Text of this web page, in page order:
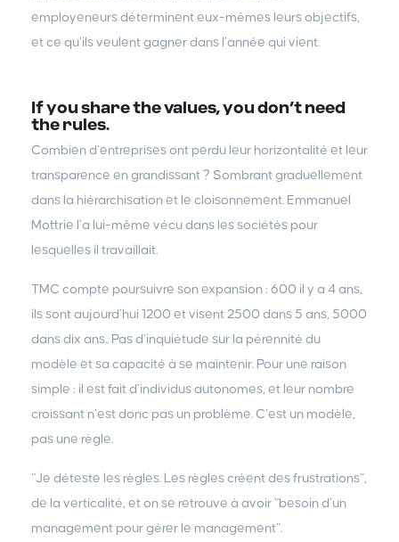
employeneurs déterminent eux-mêmes leurs objectifs,
et ce qu’ils veulent gagner dans l’année qui vient.
If you share the values, you don’t need
the rules.
Combien d’entreprises ont perdu leur horizontalité et leur
transparence en grandissant ? Sombrant graduellement
dans la hiérarchisation et le cloisonnement. Emmanuel
Mottrie l’a lui-même vécu dans les sociétés pour
lesquelles il travaillait.
TMC compte poursuivre son expansion : 600 il y a 4 ans,
ils sont aujourd’hui 1200 et visent 2500 dans 5 ans, 5000
dans dix ans.. Pas d’inquiétude sur la pérennité du
modèle et sa capacité à se maintenir. Pour une raison
simple : il est fait d’individus autonomes, et leur nombre
croissant n’est donc pas un problème. C’est un modèle,
pas une règle.
“Je déteste les règles. Les règles créent des frustrations”,
de la verticalité, et on se retrouve à avoir “besoin d’un
management pour gérer le management”.